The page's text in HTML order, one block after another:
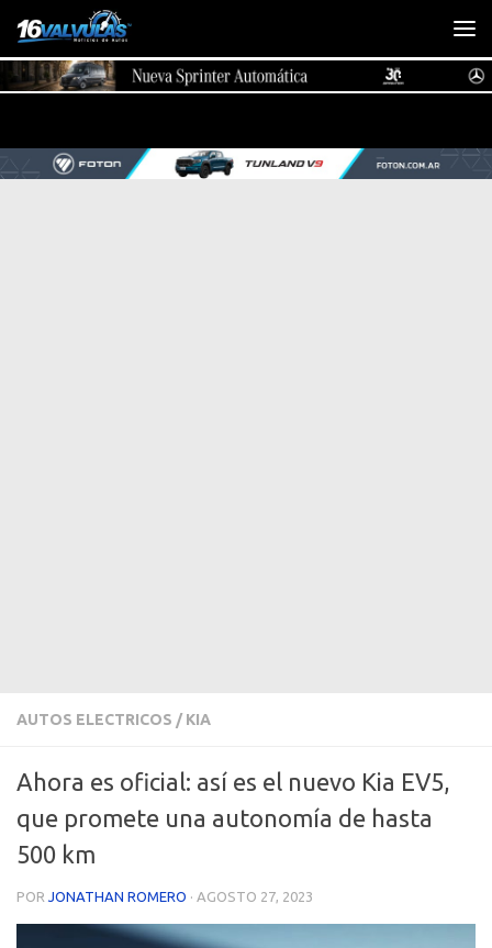
Saltar al contenido
AUTOS ELECTRICOS / KIA
Ahora es oficial: así es el nuevo Kia EV5,
que promete una autonomía de hasta
500 km
POR JONATHAN ROMERO · AGOSTO 27, 2023